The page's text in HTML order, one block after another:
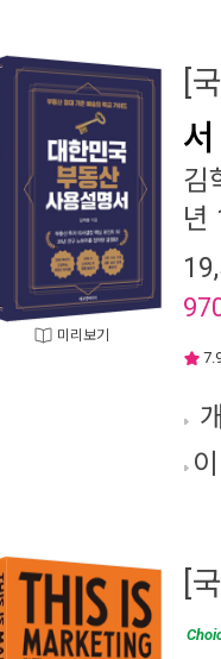
미리보기
[
서
김
년
[